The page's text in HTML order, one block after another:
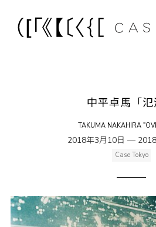
中平卓馬「氾
TAKUMA NAKAHIRA
2018年3月10日 —
Case Tokyo